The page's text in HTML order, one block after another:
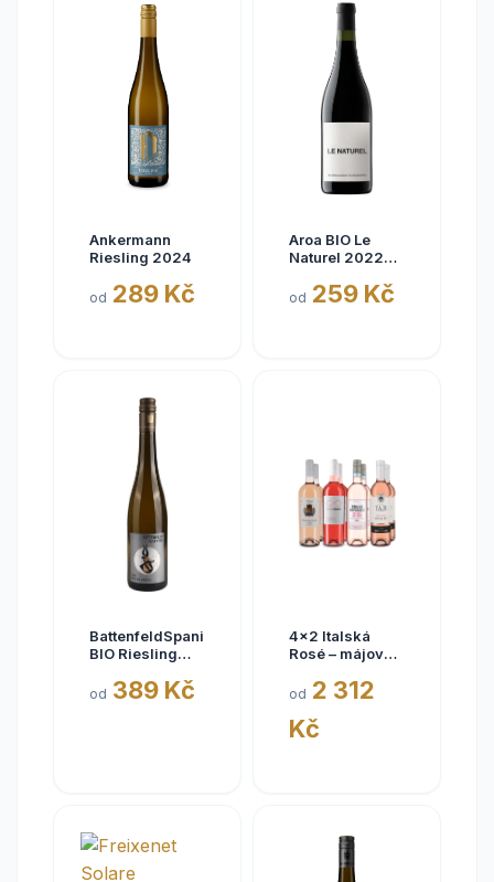
Ankermann
Riesling 2024
od 289 Kč
Aroa BIO Le
Naturel 2022
Navarra, bez
od 259 Kč
BattenfeldSpanier
BIO Riesling
2025,
od 389 Kč
4x2 Italská
Rosé – májové
od 2 312
Kč